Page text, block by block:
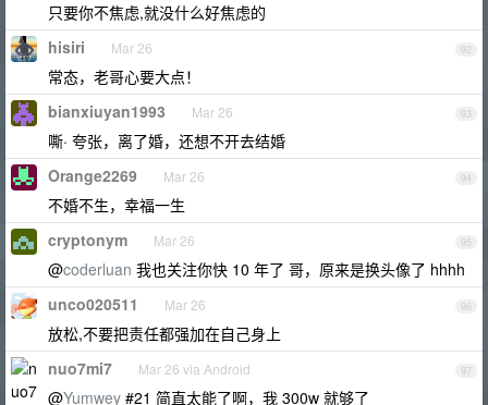
只要你不焦虑,就没什么好焦虑的
92
hisiri Mar 26
常态，老哥心要大点！
93
bianxiuyan1993 Mar 26
嘶· 夸张，离了婚，还想不开去结婚
94
Orange2269 Mar 26
不婚不生，幸福一生
95
cryptonym Mar 26
@coderluan 我也关注你快 10 年了 哥，原来是换头像了 hhhh
96
unco020511 Mar 26
放松,不要把责任都强加在自己身上
97
nuo7mi7 Mar 26 via Android
@Yumwey #21 简直太能了啊，我 300w 就够了